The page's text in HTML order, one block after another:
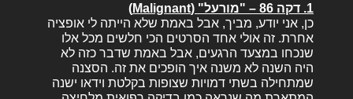
1. דקה 86 – "מורעל" (Malignant)
כן, אני יודע, מביך, אבל באמת שלא הייתה לי אופציה
אחרת. זה אולי אחד הסרטים הכי חלשים מכל אלו
שנכחו במצעד הרגעים, אבל באמת שדבר כזה לא
היה השנה לא משנה איך הופכים את זה. הסצנה
שמתחילה בשתי דמויות שצופות בקלטת וידאו ישנה